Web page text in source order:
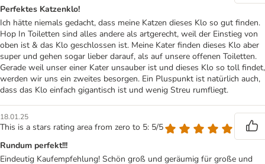
Perfektes Katzenklo!
Ich hätte niemals gedacht, dass meine Katzen dieses Klo so gut finden.
Hop In Toiletten sind alles andere als artgerecht, weil der Einstieg von
oben ist & das Klo geschlossen ist. Meine Kater finden dieses Klo aber
super und gehen sogar lieber darauf, als auf unsere offenen Toiletten.
Gerade weil unser einer Kater unsauber ist und dieses Klo so toll findet,
werden wir uns ein zweites besorgen. Ein Pluspunkt ist natürlich auch,
dass das Klo einfach gigantisch ist und wenig Streu rumfliegt.
18.01.25
This is a stars rating area from zero to 5: 5/5
Rundum perfekt!!!
Eindeutig Kaufempfehlung! Schön groß und geräumig für große und